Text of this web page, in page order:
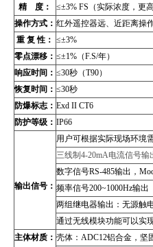
精 度：
≤±3% FS（实际浓度，更
操作方式： 红外遥控器远、近距离操
重 复 性： ≤±3%
零点漂移： ≤±1%（F.S/年）
响应时间： ≤30秒（T90）
恢复时间： ≤30秒
防爆标志： Exd II CT6
防护等级： IP66
输出信号：
用户可根据实际现场环境
三线制4-20mA电流信号
数字信号RS-485输出，
频率信号200~1000Hz输出
两组继电器输出：无源触
通过无线模块功能可以实
主体材质： 壳体：ADC12铝合金，坚